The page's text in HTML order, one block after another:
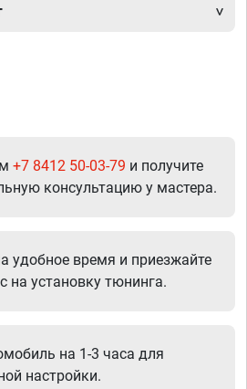
+7 8412 50-03-79 и получите
консультацию у мастера.
удобное время и приезжайте
на установку тюнинга.
на 1-3 часа для
настройки.